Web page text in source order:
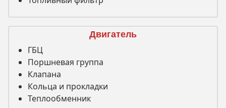
Двигатель
ГБЦ
Поршневая группа
Клапана
Кольца и прокладки
Теплообменник